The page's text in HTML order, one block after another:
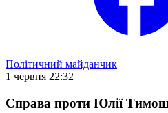
Політичний майданчик
1 червня 22:32
Справа проти Юлії